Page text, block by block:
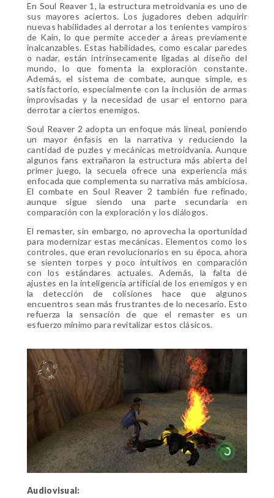
En Soul Reaver 1, la estructura metroidvania es uno de
sus mayores aciertos. Los jugadores deben adquirir
nuevas habilidades al derrotar a los tenientes vampiros
de Kain, lo que permite acceder a áreas previamente
inalcanzables. Estas habilidades, como escalar paredes
o nadar, están intrínsecamente ligadas al diseño del
mundo, lo que fomenta la exploración constante.
Además, el sistema de combate, aunque simple, es
satisfactorio, especialmente con la inclusión de armas
improvisadas y la necesidad de usar el entorno para
derrotar a ciertos enemigos.
Soul Reaver 2 adopta un enfoque más lineal, poniendo
un mayor énfasis en la narrativa y reduciendo la
cantidad de puzles y mecánicas metroidvania. Aunque
algunos fans extrañaron la estructura más abierta del
primer juego, la secuela ofrece una experiencia más
enfocada que complementa su narrativa más ambiciosa.
El combate en Soul Reaver 2 también fue refinado,
aunque sigue siendo una parte secundaria en
comparación con la exploración y los diálogos.
El remaster, sin embargo, no aprovecha la oportunidad
para modernizar estas mecánicas. Elementos como los
controles, que eran revolucionarios en su época, ahora
se sienten torpes y poco intuitivos en comparación
con los estándares actuales. Además, la falta de
ajustes en la inteligencia artificial de los enemigos y en
la detección de colisiones hace que algunos
encuentros sean más frustrantes de lo necesario. Esto
refuerza la sensación de que el remaster es un
esfuerzo mínimo para revitalizar estos clásicos.
Audiovisual: